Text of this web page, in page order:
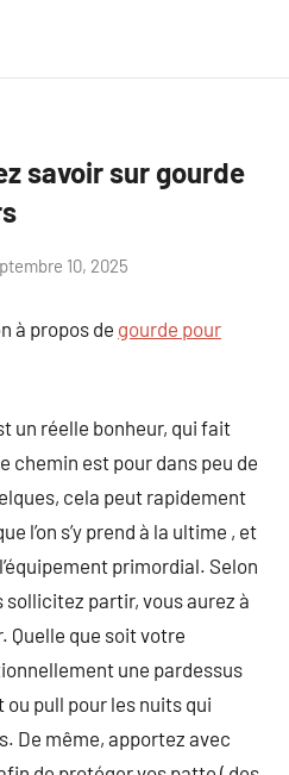
savoir sur gourde
10, 2025
à propos de gourde pour
un réelle bonheur, qui fait
chemin est pour dans peu de
cela peut rapidement
l’on s’y prend à la ultime , et
primordial. Selon
sollicitez partir, vous aurez à
Quelle que soit votre
une pardessus
pull pour les nuits qui
De même, apportez avec